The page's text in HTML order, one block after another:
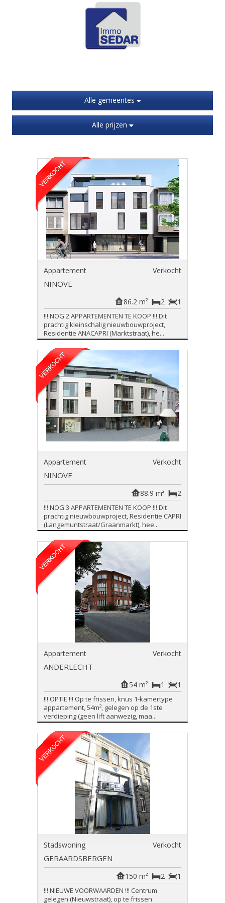
Alle gemeentes
Alle prijzen
Appartement Verkocht
NINOVE
1
2
86.2 m²
!!! NOG 2 APPARTEMENTEN TE KOOP !!! Dit
prachtig kleinschalig nieuwbouwproject,
Residentie ANACAPRI (Marktstraat), he...
Appartement Verkocht
NINOVE
2
88.9 m²
!!! NOG 3 APPARTEMENTEN TE KOOP !!! Dit
prachtig nieuwbouwproject, Residentie CAPRI
(Langemuntstraat/Graanmarkt), hee...
Appartement Verkocht
ANDERLECHT
1
1
54 m²
!!! OPTIE !!! Op te frissen, knus 1-kamertype
appartement, 54m², gelegen op de 1ste
verdieping (geen lift aanwezig, maa...
Stadswoning Verkocht
GERAARDSBERGEN
1
2
150 m²
!!! NIEUWE VOORWAARDEN !!! Centrum
gelegen (Nieuwstraat), op te frissen